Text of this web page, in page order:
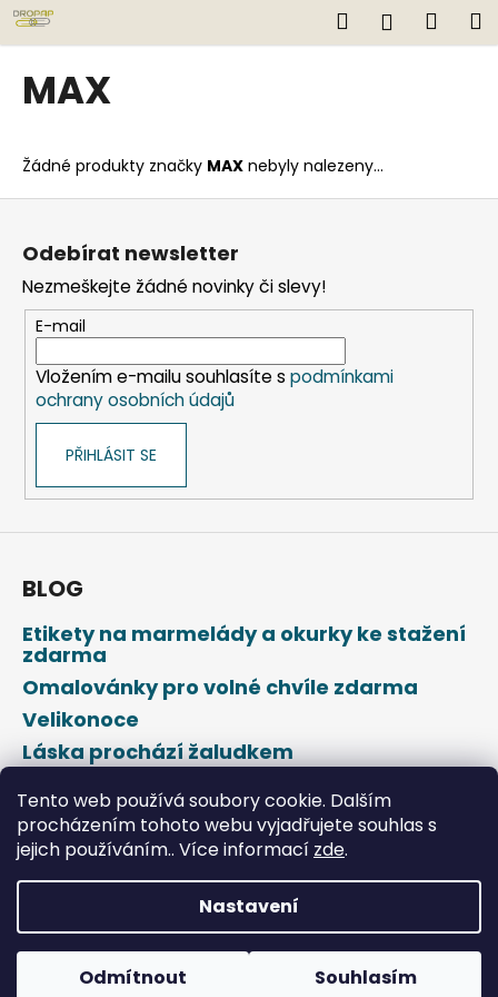
Tento web používá soubory cookie. Dalším
procházením tohoto webu vyjadřujete souhlas s
jejich používáním.. Více informací zde.
Nastavení
Odmítnout Souhlasím
Přejít
na
obsah
Hledat
MAX
Žádné produkty značky MAX nebyly nalezeny...
K
o
o
p
o
t
ř
e
b
e
n
a
í
?
HLEDAT
D
o
o
r
Z
Odebírat newsletter
Nezmeškejte žádné novinky či slevy!
E-mail
Vložením e-mailu souhlasíte s podmínkami
ochrany osobních údajů
PŘIHLÁSIT SE
BLOG
Etikety na marmelády a okurky ke stažení
zdarma
Omalovánky pro volné chvíle zdarma
Velikonoce
Láska prochází žaludkem
Vytvořil Shoptet
Copyright 2026DROPAP . Všechna práva vyhrazena.